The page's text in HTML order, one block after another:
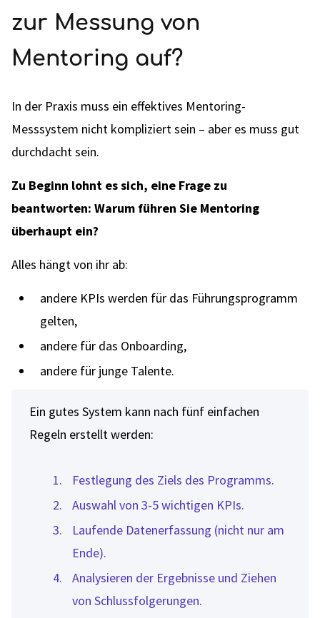
zur Messung von
Mentoring auf?
In der Praxis muss ein effektives Mentoring-
Messsystem nicht kompliziert sein – aber es muss gut
durchdacht sein.
Zu Beginn lohnt es sich, eine Frage zu
beantworten: Warum führen Sie Mentoring
überhaupt ein?
Alles hängt von ihr ab:
andere KPIs werden für das Führungsprogramm
gelten,
andere für das Onboarding,
andere für junge Talente.
Ein gutes System kann nach fünf einfachen
Regeln erstellt werden:
Festlegung des Ziels des Programms.
Auswahl von 3-5 wichtigen KPIs.
Laufende Datenerfassung (nicht nur am
Ende).
Analysieren der Ergebnisse und Ziehen
von Schlussfolgerungen.